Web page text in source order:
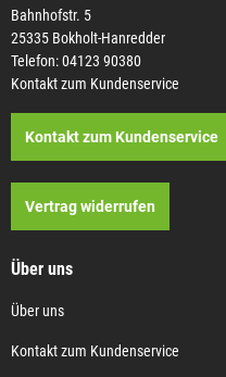
Bahnhofstr. 5
25335 Bokholt-Hanredder
Telefon: 04123 90380
Kontakt zum Kundenservice
Kontakt zum Kundenservice
Vertrag widerrufen
Über uns
Über uns
Kontakt zum Kundenservice